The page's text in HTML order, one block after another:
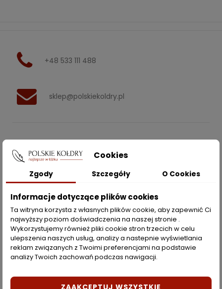
+48 533 111 488
sklep@polskiekoldry.pl
INFORMACJE 
ZAKUPY
Moje konto
Opcje dostawy
Metody płatności
Zwroty i reklamacje
Cookies
Zgody Szczegóły O Cookies
Informacje dotyczące plików cookies
Ta witryna korzysta z własnych plików cookie, aby zapewnić Ci
najwyższy poziom doświadczenia na naszej stronie .
Wykorzystujemy również pliki cookie stron trzecich w celu
ulepszenia naszych usług, analizy a nastepnie wyświetlania
reklam związanych z Twoimi preferencjami na podstawie
analizy Twoich zachowań podczas nawigacji.
ZAAKCEPTUJ WSZYSTKIE